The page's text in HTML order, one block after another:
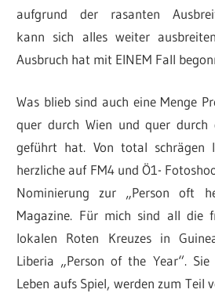
aufgrund der rasanten
kann sich alles weiter
Ausbruch hat mit EINEM Fall
Was blieb sind auch eine Menge
quer durch Wien und quer durch
geführt hat. Von total schrägen
herzliche auf FM4 und Ö1-
Nominierung zur „Person oft
Magazine. Für mich sind all die
lokalen Roten Kreuzes in
Liberia „Person of the Year“.
Leben aufs Spiel, werden zum Teil